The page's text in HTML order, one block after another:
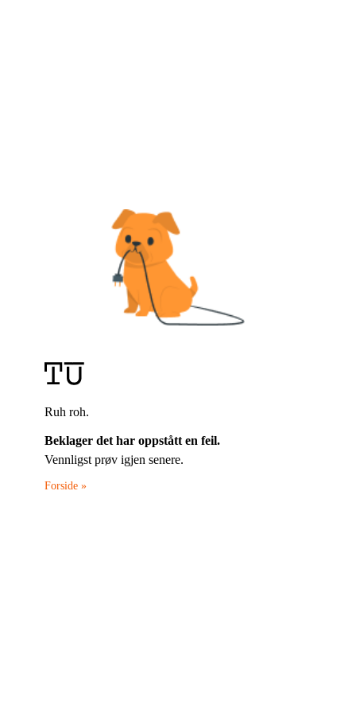
Ruh roh.
Beklager det har oppstått en feil.
Vennligst prøv igjen senere.
Forside »